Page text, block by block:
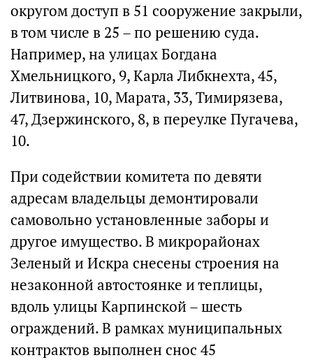
округом доступ в 51 сооружение закрыли,
в том числе в 25 – по решению суда.
Например, на улицах Богдана
Хмельницкого, 9, Карла Либкнехта, 45,
Литвинова, 10, Марата, 33, Тимирязева,
47, Дзержинского, 8, в переулке Пугачева,
10.
При содействии комитета по девяти
адресам владельцы демонтировали
самовольно установленные заборы и
другое имущество. В микрорайонах
Зеленый и Искра снесены строения на
незаконной автостоянке и теплицы,
вдоль улицы Карпинской – шесть
ограждений. В рамках муниципальных
контрактов выполнен снос 45